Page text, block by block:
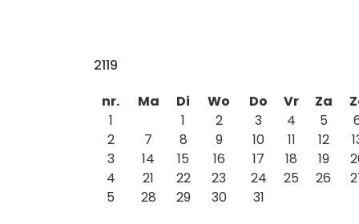
2119
nr.
Ma Di Wo Do Vr Za
1
1 2 3 4 5
2
7 8 9 10 11 12
3
14 15 16 17 18 19
4
21 22 23 24 25 26
5
28 29 30 31